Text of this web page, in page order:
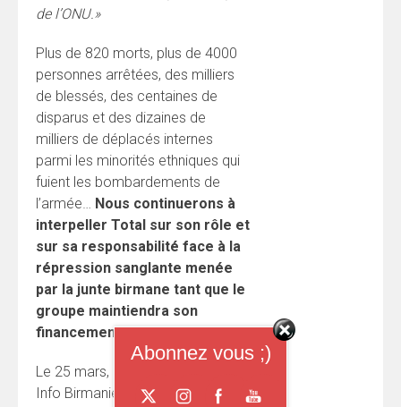
de l’ONU.»
Plus de 820 morts, plus de 4000
personnes arrêtées, des milliers
de blessés, des centaines de
disparus et des dizaines de
milliers de déplacés internes
parmi les minorités ethniques qui
fuient les bombardements de
l’armée… Nous continuerons à
interpeller Total sur son rôle et
sur sa responsabilité face à la
répression sanglante menée
par la junte birmane tant que le
groupe maintiendra son
financement à la junte.
Le 25 mars, Extinction Rébellion,
Info Birmanie et la CBF ont
Abonnez vous ;)